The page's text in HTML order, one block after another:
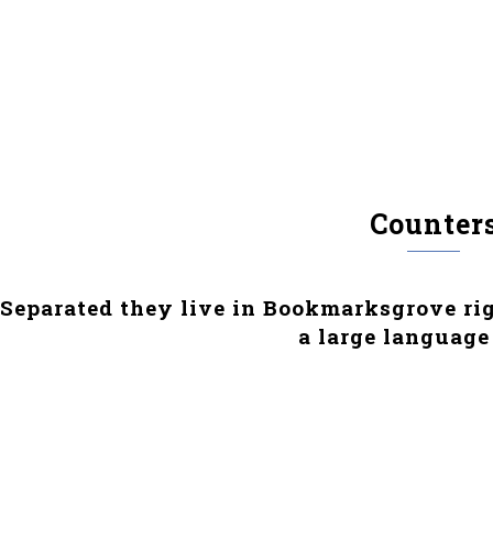
Separated they live in Bookmarksgrove
a large language